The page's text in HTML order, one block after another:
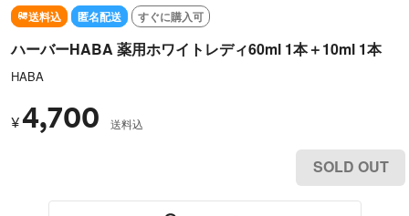
送料込 匿名配送 すぐに購入可
ハーバーHABA 薬用ホワイトレディ60ml 1本＋10ml 1本
HABA
¥4,700 送料込
SOLD OUT